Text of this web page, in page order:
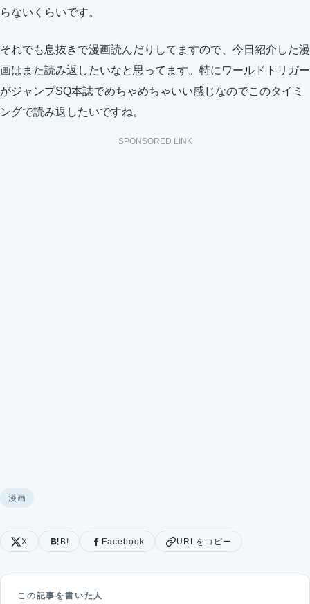
らないくらいです。
それでも息抜きで漫画読んだりしてますので、今日紹介した漫
画はまた読み返したいなと思ってます。特にワールドトリガー
がジャンプSQ本誌でめちゃめちゃいい感じなのでこのタイミ
ングで読み返したいですね。
SPONSORED LINK
漫画
X B! Facebook URLをコピー
この記事を書いた人